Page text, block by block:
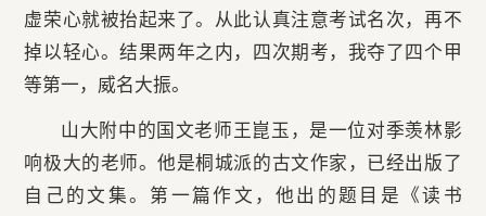
虚荣心就被抬起来了。从此认真注意考试名次，再不
掉以轻心。结果两年之内，四次期考，我夺了四个甲
等第一，威名大振。
山大附中的国文老师王崑玉，是一位对季羡林影
响极大的老师。他是桐城派的古文作家，已经出版了
自己的文集。第一篇作文，他出的题目是《读书